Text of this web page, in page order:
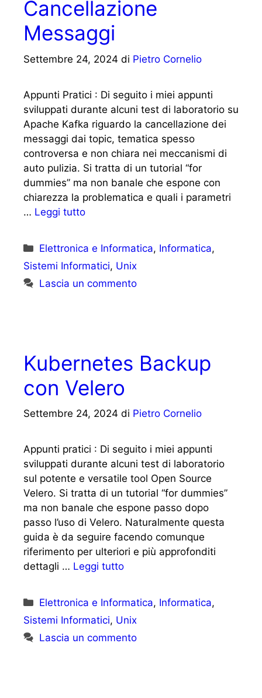
Cancellazione
Messaggi
Settembre 24, 2024 di Pietro Cornelio
Appunti Pratici : Di seguito i miei appunti
sviluppati durante alcuni test di laboratorio su
Apache Kafka riguardo la cancellazione dei
messaggi dai topic, tematica spesso
controversa e non chiara nei meccanismi di
auto pulizia. Si tratta di un tutorial “for
dummies” ma non banale che espone con
chiarezza la problematica e quali i parametri
… Leggi tutto
Categorie
Elettronica e Informatica, Informatica,
Sistemi Informatici, Unix
Lascia un commento
Kubernetes Backup
con Velero
Settembre 24, 2024 di Pietro Cornelio
Appunti pratici : Di seguito i miei appunti
sviluppati durante alcuni test di laboratorio
sul potente e versatile tool Open Source
Velero. Si tratta di un tutorial “for dummies”
ma non banale che espone passo dopo
passo l’uso di Velero. Naturalmente questa
guida è da seguire facendo comunque
riferimento per ulteriori e più approfonditi
dettagli … Leggi tutto
Categorie
Elettronica e Informatica, Informatica,
Sistemi Informatici, Unix
Lascia un commento